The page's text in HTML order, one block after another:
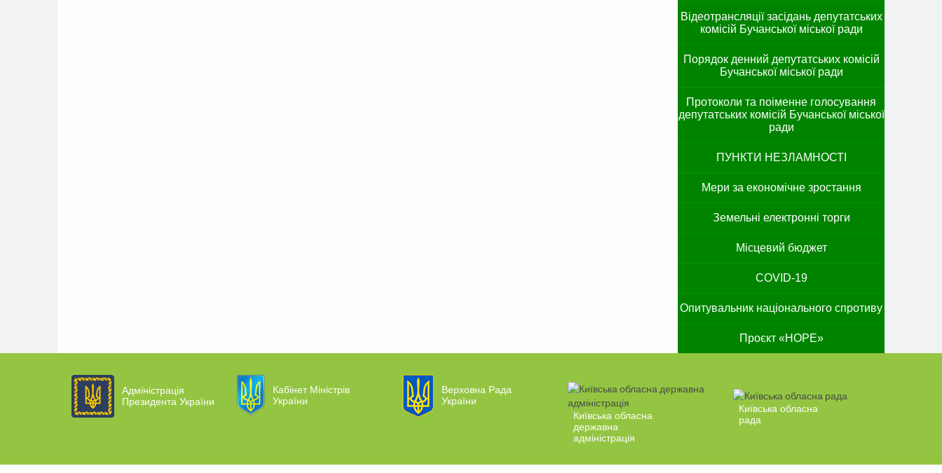
Відеотрансляції засідань депутатських
комісій Бучанської міської ради
Порядок денний депутатських комісій
Бучанської міської ради
Протоколи та поіменне голосування
депутатських комісій Бучанської міської
ради
ПУНКТИ НЕЗЛАМНОСТІ
Мери за економічне зростання
Земельні електронні торги
Місцевий бюджет
COVID-19
Опитувальник національного спротиву
Проєкт «HOPE»
Адміністрація
Президента України
Кабінет Міністрів
України
Верховна Рада
України
Київська обласна
державна
адміністрація
Київська обласна
рада